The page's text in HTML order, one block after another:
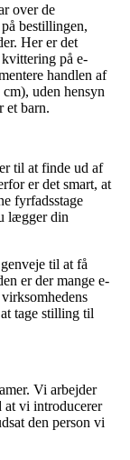
over de
bestillingen,
Her er det
på e-
handlen af
uden hensyn
et barn.
til at finde ud af
er det smart, at
fyrfadsstage
lægger din
til at få
er der mange e-
tage stilling til
Vi arbejder
at vi introducerer
den person vi